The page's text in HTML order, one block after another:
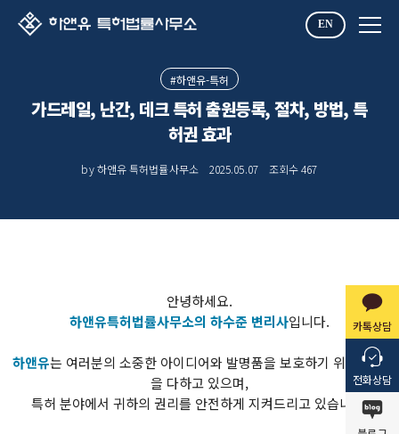
EN
카톡상담
전화상담
#하앤유-특허
가드레일, 난간, 데크 특허 출원등록, 절차, 방법, 특
허권 효과
by 하앤유 특허법률사무소 2025.05.07 조회수467
안녕하세요.
하앤유특허법률사무소의 하수준 변리사입니다.
​하앤유는 여러분의 소중한 아이디어와 발명품을 보호하기 위해 최선
을 다하고 있으며,
특허 분야에서 귀하의 권리를 안전하게 지켜드리고 있습니다.